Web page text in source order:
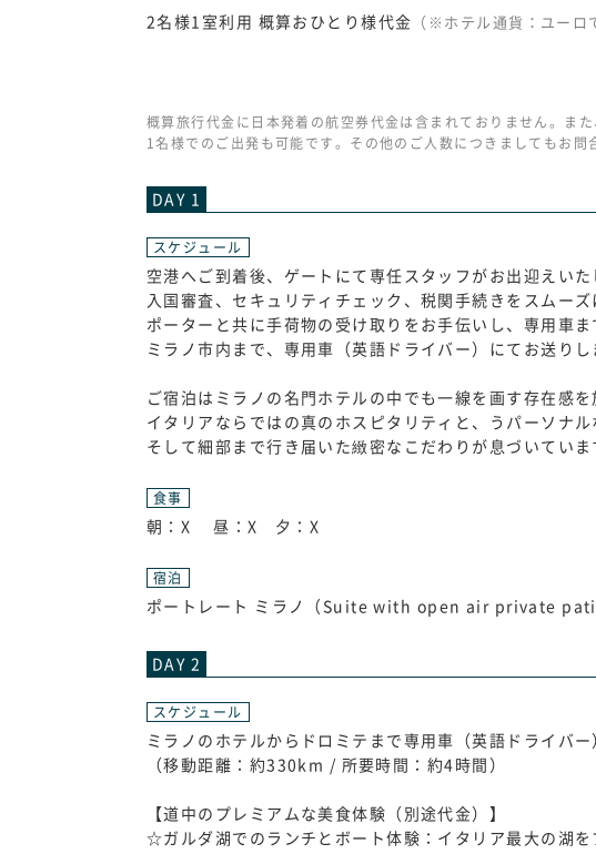
2名様1室利用 概算おひとり様代金 （※ホテル通貨：ユーロ
概算旅行代金に日本発着の航空券代金は含まれておりません。ま
1名様でのご出発も可能です。その他のご人数につきましてもお問
DAY 1
スケジュール
空港へご到着後、ゲートにて専任スタッフがお出迎えいた
入国審査、セキュリティチェック、税関手続きをスムーズ
ポーターと共に手荷物の受け取りをお手伝いし、専用車ま
ミラノ市内まで、専用車（英語ドライバー）にてお送りし
ご宿泊はミラノの名門ホテルの中でも一線を画す存在感を
イタリアならではの真のホスピタリティと、うパーソナル
そして細部まで行き届いた緻密なこだわりが息づいていま
食事
朝：X 昼：X 夕：X
宿泊
ポートレート ミラノ（Suite with open air private
DAY 2
スケジュール
ミラノのホテルからドロミテまで専用車（英語ドライバ
（移動距離：約330km / 所要時間：約4時間）
【道中のプレミアムな美食体験（別途代金）】
☆ガルダ湖でのランチとボート体験：イタリア最大の湖